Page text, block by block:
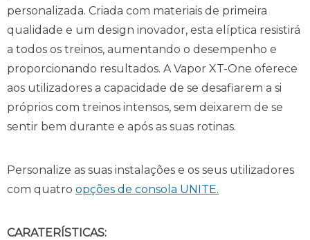
personalizada. Criada com materiais de primeira
qualidade e um design inovador, esta elíptica resistirá
a todos os treinos, aumentando o desempenho e
proporcionando resultados. A Vapor XT-One oferece
aos utilizadores a capacidade de se desafiarem a si
próprios com treinos intensos, sem deixarem de se
sentir bem durante e após as suas rotinas.
Personalize as suas instalações e os seus utilizadores
com quatro opções de consola UNITE.
CARATERÍSTICAS: